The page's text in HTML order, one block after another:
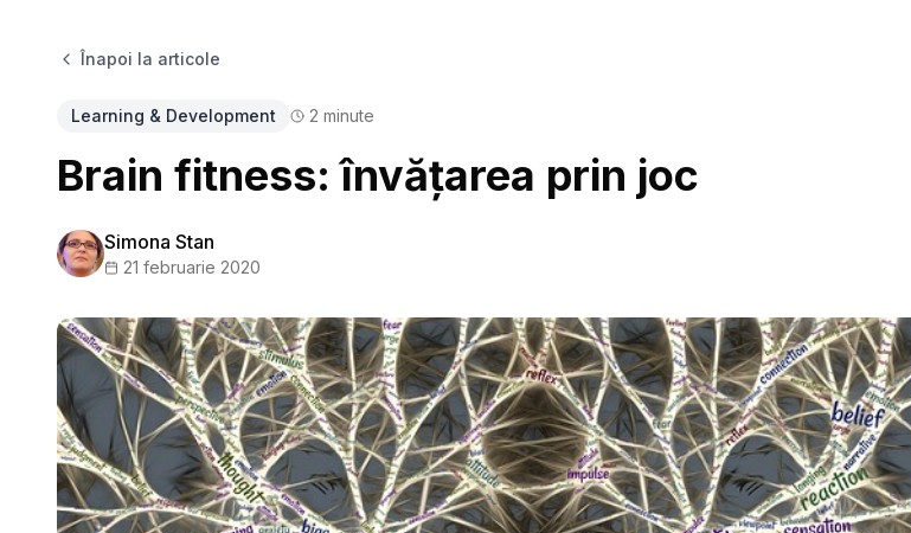
Înapoi la articole
Learning & Development 2 minute
Brain fitness: învățarea prin joc
Simona Stan
21 februarie 2020